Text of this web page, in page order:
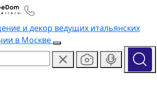
и декор ведущих итальянских
в Москве